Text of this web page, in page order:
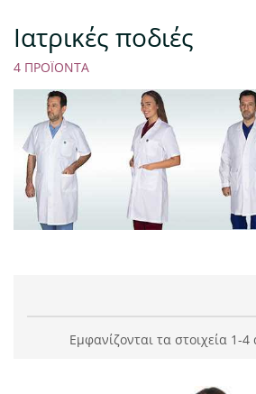
Ιατρικές ποδιές
4 ΠΡΟΪΌΝΤΑ
Εμφανίζονται τα στοιχεία 1-